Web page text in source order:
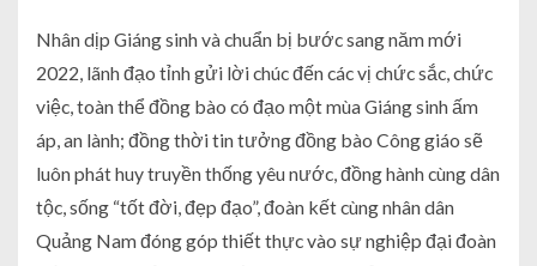
Nhân dịp Giáng sinh và chuẩn bị bước sang năm mới
2022, lãnh đạo tỉnh gửi lời chúc đến các vị chức sắc, chức
việc, toàn thể đồng bào có đạo một mùa Giáng sinh ấm
áp, an lành; đồng thời tin tưởng đồng bào Công giáo sẽ
luôn phát huy truyền thống yêu nước, đồng hành cùng dân
tộc, sống “tốt đời, đẹp đạo”, đoàn kết cùng nhân dân
Quảng Nam đóng góp thiết thực vào sự nghiệp đại đoàn